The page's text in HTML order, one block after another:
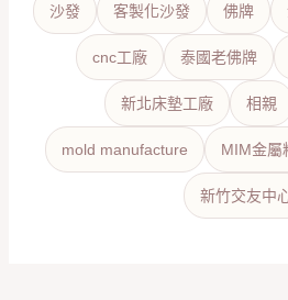
沙發 客製化沙發 佛牌
cnc工廠 泰國老佛牌
新北床墊工廠 相親
mold manufacture MIM金屬
新竹交友中